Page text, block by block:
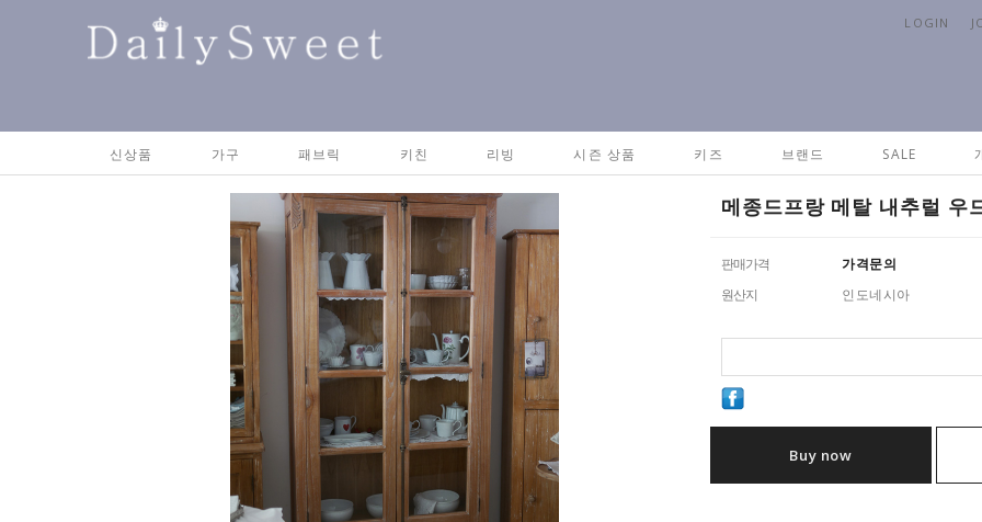
LOGIN
신상품 가구 패브릭 키친 리빙 시즌 상품 키즈 브랜드 SALE
메종드프랑 메탈 내추럴 우
판매가격
가격문의
원산지
인도네시아
Buy now